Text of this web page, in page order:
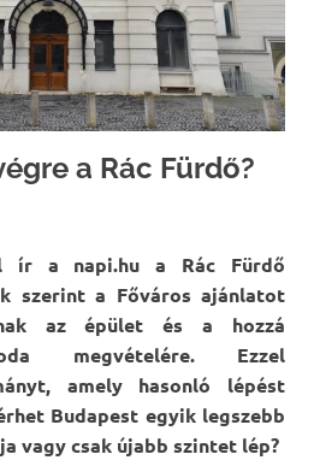
a Rác Fürdő?
ír a napi.hu a Rác Fürdő
szerint a Főváros ajánlatot
az épület és a hozzá
megvételére. Ezzel
amely hasonló lépést
Budapest egyik legszebb
vagy csak újabb szintet lép?